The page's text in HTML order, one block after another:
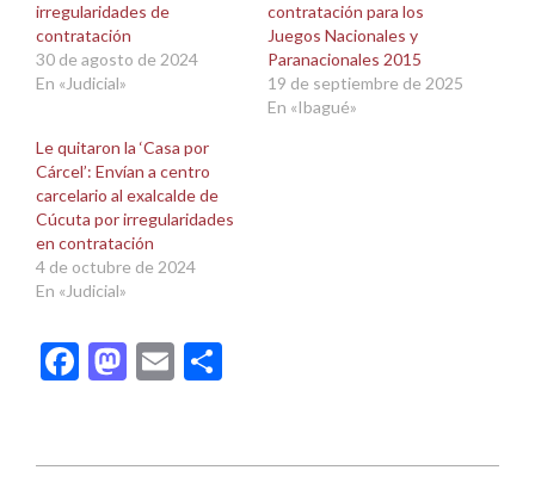
irregularidades de
contratación
30 de agosto de 2024
En «Judicial»
contratación para los
Juegos Nacionales y
Paranacionales 2015
19 de septiembre de 2025
En «Ibagué»
Le quitaron la ‘Casa por
Cárcel’: Envían a centro
carcelario al exalcalde de
Cúcuta por irregularidades
en contratación
4 de octubre de 2024
En «Judicial»
Facebook
Mastodon
Email